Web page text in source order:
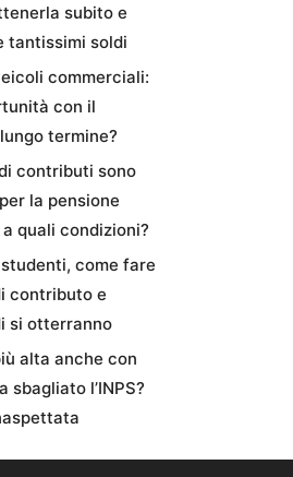
subito e
tantissimi soldi
commerciali:
con il
termine?
contributi sono
la pensione
quali condizioni?
come fare
contributo e
si otterranno
alta anche con
sbagliato l’INPS?